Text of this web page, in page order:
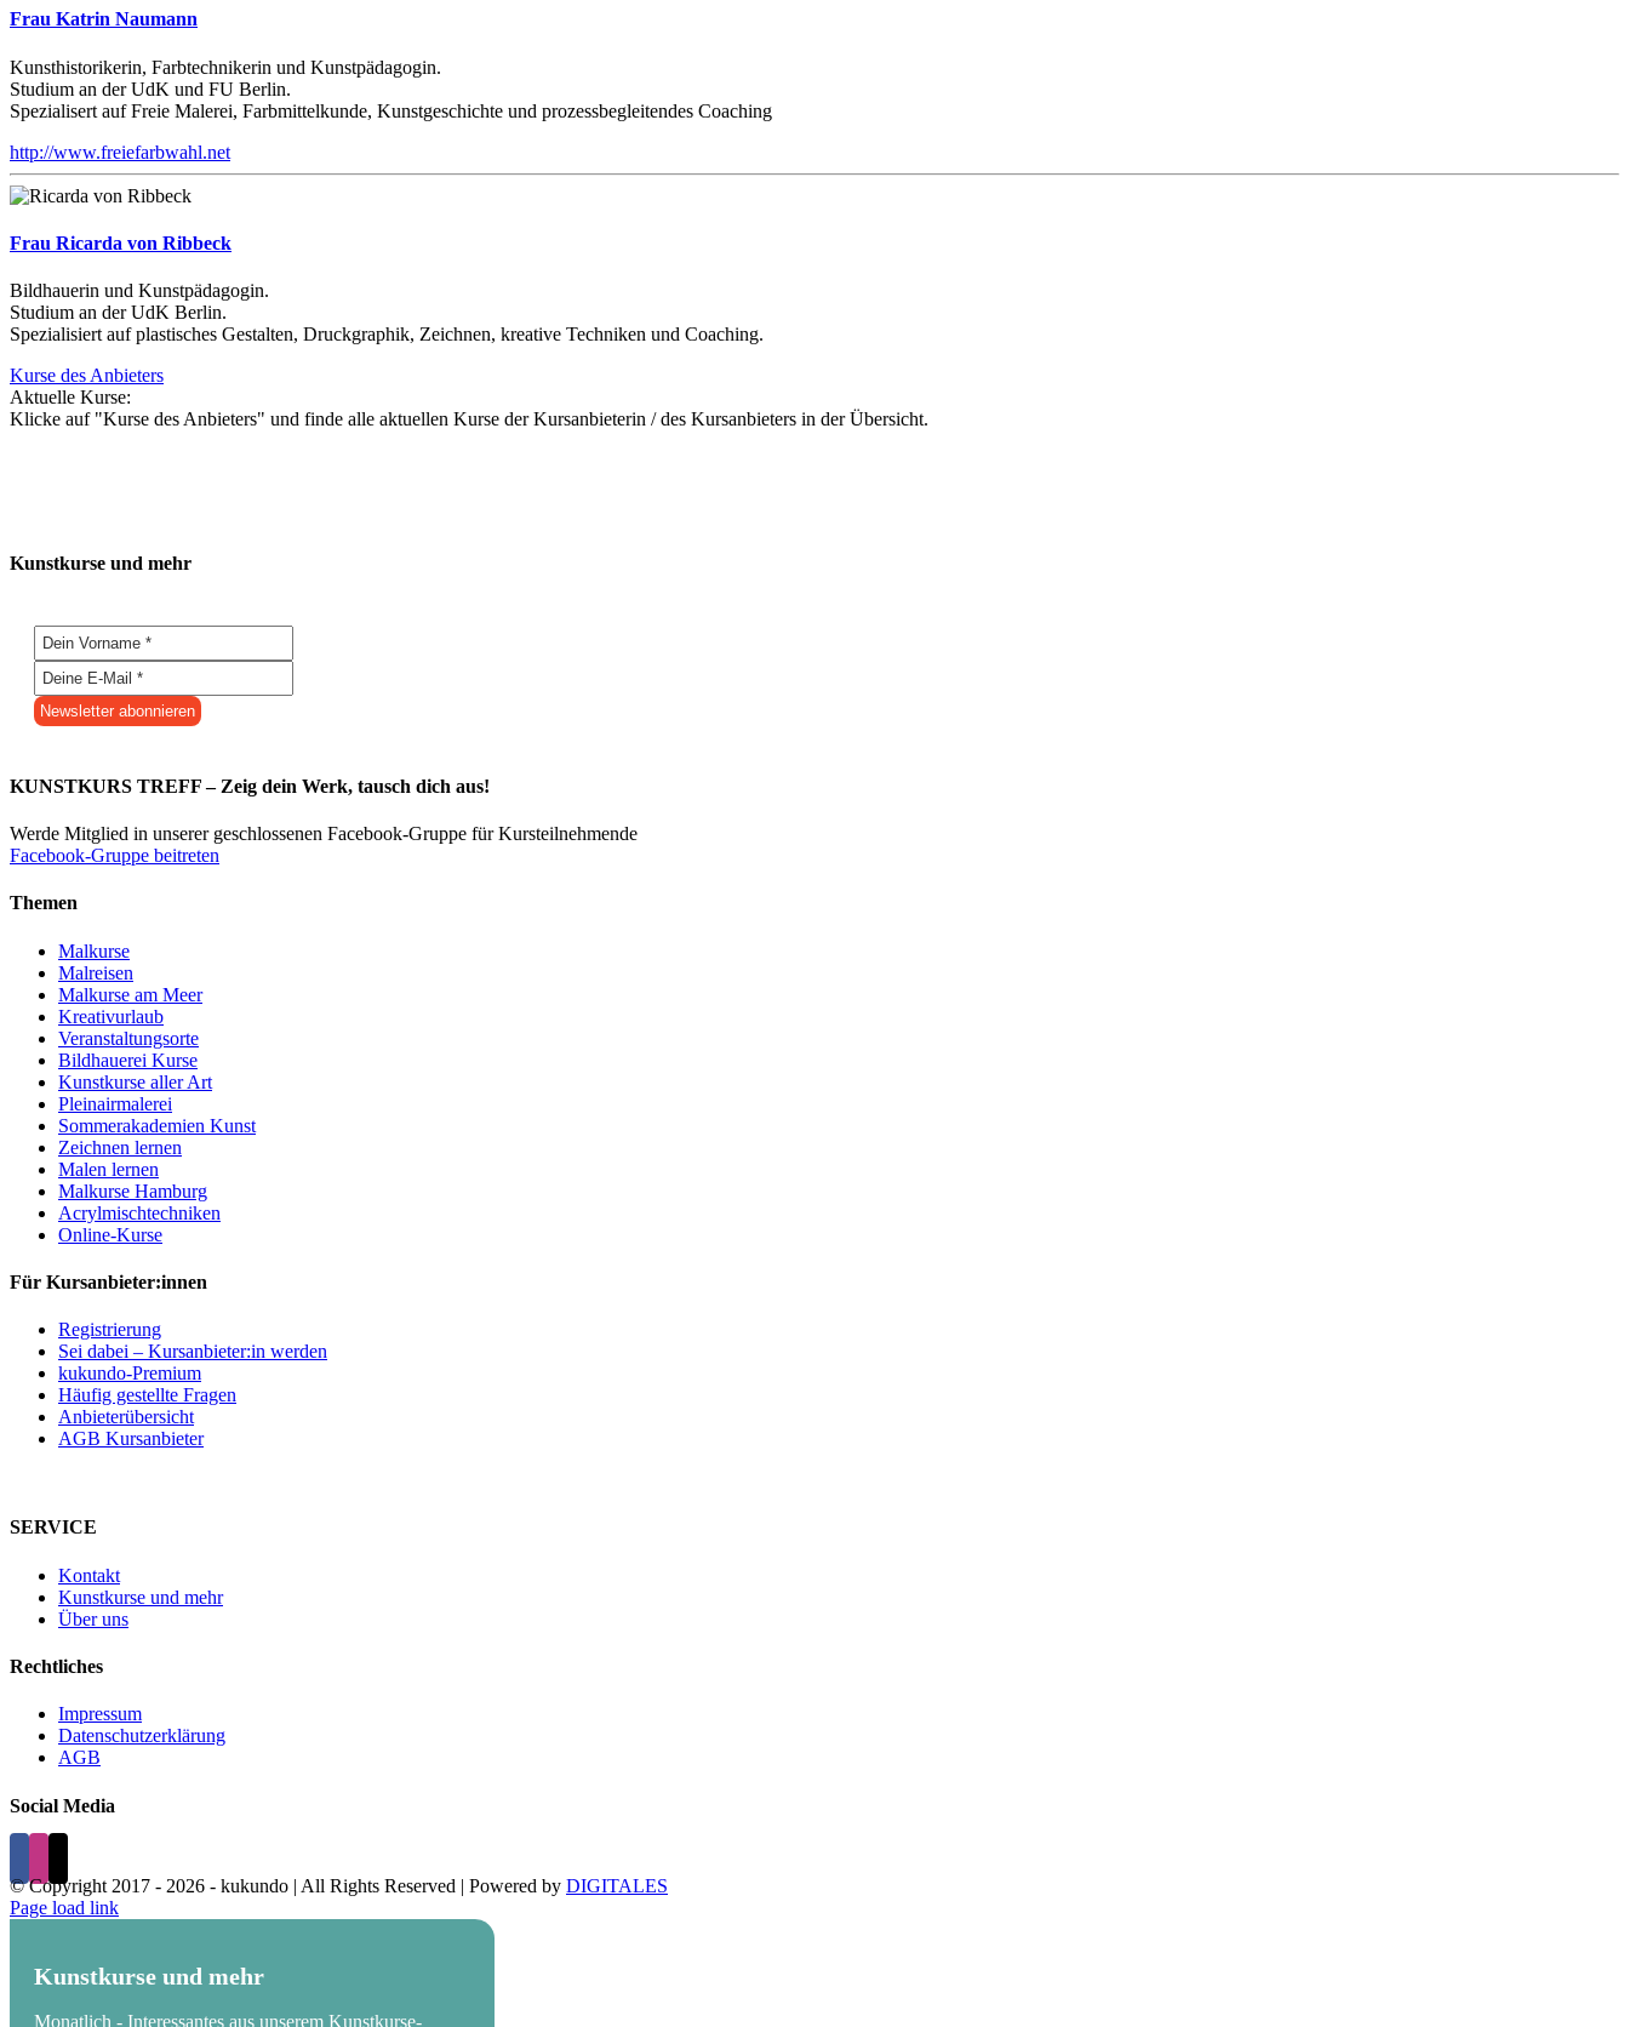
Frau Katrin Naumann
Kunsthistorikerin, Farbtechnikerin und Kunstpädagogin.
Studium an der UdK und FU Berlin.
Spezialisert auf Freie Malerei, Farbmittelkunde, Kunstgeschichte und prozessbegleitendes Coaching
http://www.freiefarbwahl.net
Frau Ricarda von Ribbeck
Bildhauerin und Kunstpädagogin.
Studium an der UdK Berlin.
Spezialisiert auf plastisches Gestalten, Druckgraphik, Zeichnen, kreative Techniken und Coaching.
Kurse des Anbieters
Aktuelle Kurse:
Klicke auf "Kurse des Anbieters" und finde alle aktuellen Kurse der Kursanbieterin / des Kursanbieters in der Übersicht.
Kunstkurse und mehr
KUNSTKURS TREFF – Zeig dein Werk, tausch dich aus!
Werde Mitglied in unserer geschlossenen Facebook-Gruppe für Kursteilnehmende
Facebook-Gruppe beitreten
Themen
Malkurse
Malreisen
Malkurse am Meer
Kreativurlaub
Veranstaltungsorte
Bildhauerei Kurse
Kunstkurse aller Art
Pleinairmalerei
Sommerakademien Kunst
Zeichnen lernen
Malen lernen
Malkurse Hamburg
Acrylmischtechniken
Online-Kurse
Für Kursanbieter:innen
Registrierung
Sei dabei – Kursanbieter:in werden
kukundo-Premium
Häufig gestellte Fragen
Anbieterübersicht
AGB Kursanbieter
SERVICE
Kontakt
Kunstkurse und mehr
Über uns
Rechtliches
Impressum
Datenschutzerklärung
AGB
Social Media
© Copyright 2017 - 2026 - kukundo | All Rights Reserved | Powered by DIGITALES
Page load link
Kunstkurse und mehr
Monatlich - Interessantes aus unserem Kunstkurse-